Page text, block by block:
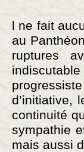
l ne fait
au
ruptures
d’initiative,
continuité
sympathie
mais aussi